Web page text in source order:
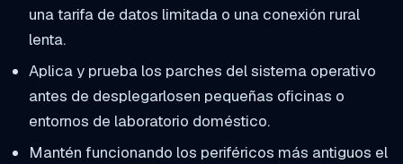
una tarifa de datos limitada o una conexión rural
lenta.
Aplica y prueba los parches del sistema operativo
antes de desplegarlosen pequeñas oficinas o
entornos de laboratorio doméstico.
Mantén funcionando los periféricos más antiguos el